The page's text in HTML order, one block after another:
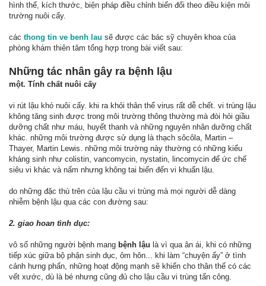
hình thể, kích thước, biện pháp điều chỉnh biến đổi theo điều kiện môi
trường nuôi cấy.
các thong tin ve benh lau sẽ được các bác sỹ chuyên khoa của
phòng khám thiên tâm tổng hợp trong bài viết sau:
Những tác nhân gây ra bệnh lậu
một. Tính chất nuôi cấy
vi rút lậu khó nuôi cấy. khi ra khỏi thân thể virus rất dễ chết. vi trùng lậu
không tăng sinh được trong môi trường thông thường mà đòi hỏi giầu
dưỡng chất như máu, huyết thanh và những nguyên nhân dưỡng chất
khác. những môi trường được sử dụng là thạch sôcôla, Martin –
Thayer, Martin Lewis. những môi trường này thường có những kiểu
kháng sinh như colistin, vancomycin, nystatin, lincomycin để ức chế
siêu vi khác và nấm nhưng không tai biến đến vi khuẩn lậu.
do những đặc thù trên của lậu cầu vi trùng mà mọi người dễ dàng
nhiễm bệnh lậu qua các con đường sau:
2. giao hoan tình dục:
vô số những người bệnh mang bệnh lậu là vì qua ân ái, khi có những
tiếp xúc giữa bộ phận sinh dục, ôm hôn... khi làm “chuyện ấy” ở tình
cảnh hưng phấn, những hoạt động mạnh sẽ khiến cho thân thể có các
vết xước, dù là bé nhưng cũng đủ cho lậu cầu vi trùng tấn công.